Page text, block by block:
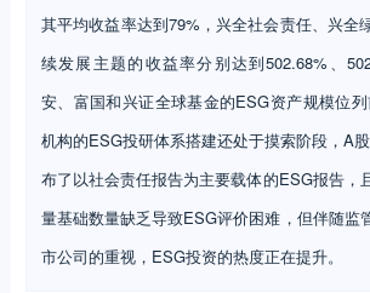
其平均收益率达到79%，兴全社会责任、兴全
续发展主题的收益率分别达到502.68%、
安、富国和兴证全球基金的ESG资产规模位
机构的ESG投研体系搭建还处于摸索阶段，A
布了以社会责任报告为主要载体的ESG报告，
量基础数量缺乏导致ESG评价困难，但伴随监
市公司的重视，ESG投资的热度正在提升。